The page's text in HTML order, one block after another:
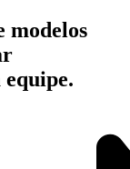
modelos